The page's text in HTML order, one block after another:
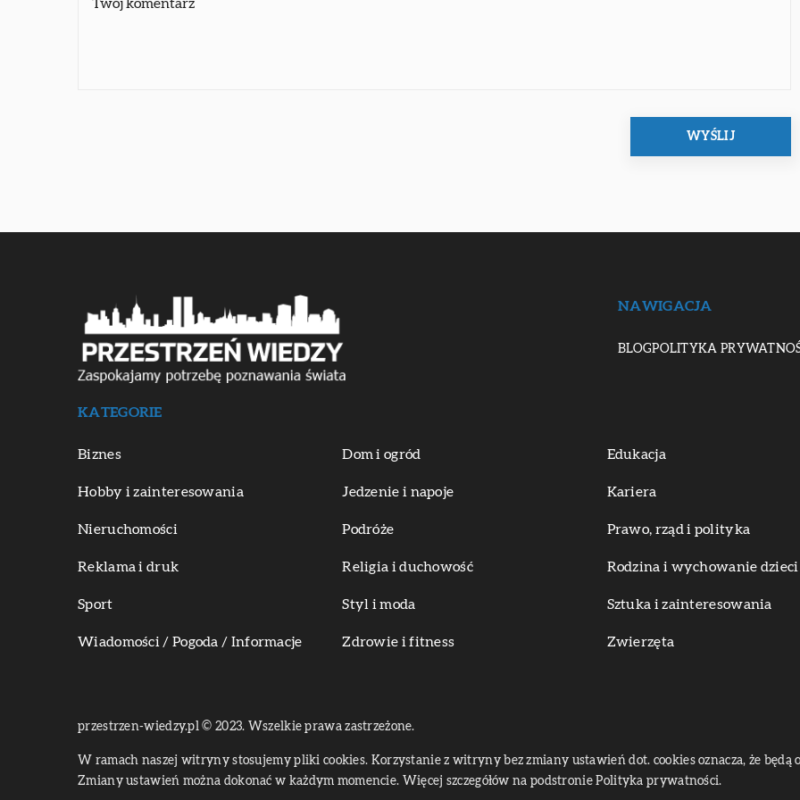
NAWIGACJA
BLOGPOLITYKA
KATEGORIE
Biznes Dom i ogród Edukacja
Hobby i zainteresowania Jedzenie i napoje Kariera
Nieruchomości Podróże Prawo, rząd i polityka
Reklama i druk Religia i duchowość Rodzina i wychowanie dzieci
Sport Styl i moda Sztuka i zainteresowania
Wiadomości / Pogoda / Informacje Zdrowie i fitness Zwierzęta
przestrzen-wiedzy.pl © 2023. Wszelkie prawa zastrzeżone.
W ramach naszej witryny stosujemy pliki cookies. Korzystanie z witryny bez zmiany ustawień dot. cookies oznacza, że będą
Zmiany ustawień można dokonać w każdym momencie. Więcej szczegółów na podstroniePolityka prywatności.